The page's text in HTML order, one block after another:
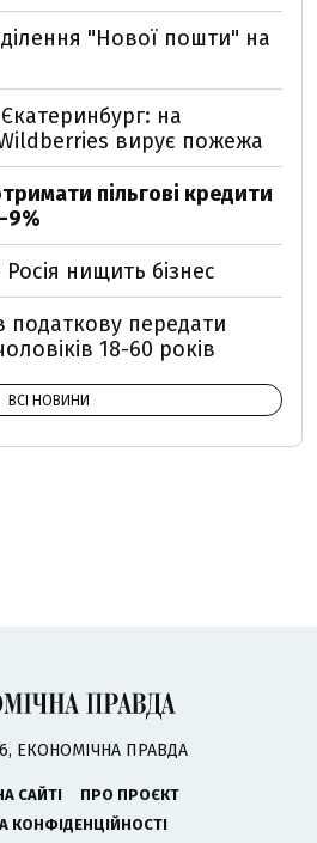
"Нової пошти" на
на
Wildberries вирує пожежа
пільгові кредити
9%
нищить бізнес
податкову передати
18-60 років
ВСІ НОВИНИ
ЕКОНОМІЧНА ПРАВДА
САЙТІ
ПРО ПРОЄКТ
КОНФІДЕНЦІЙНОСТІ